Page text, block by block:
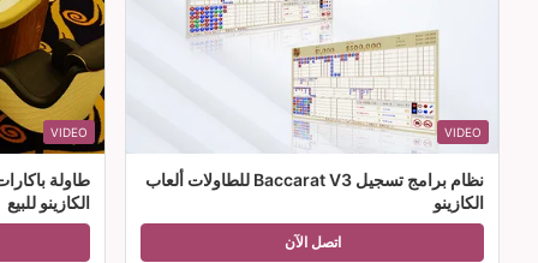
VIDEO
نظام برامج تسجيل Baccarat V3 للطاولات ألعاب
الكازينو
اتصل الآن
VIDEO
طاولة
الكازينو للبيع